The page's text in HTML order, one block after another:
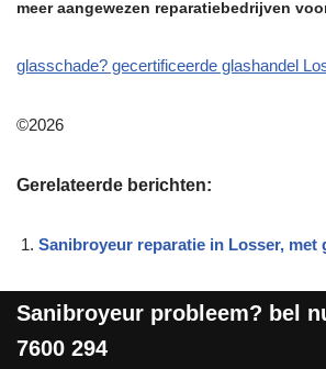
meer aangewezen reparatiebedrijven
glasschade? gecertificeerde glashandel
©2026
Gerelateerde berichten:
Sanibroyeur reparatie in Losser, met
Sanibroyeur probleem? bel
7600 294